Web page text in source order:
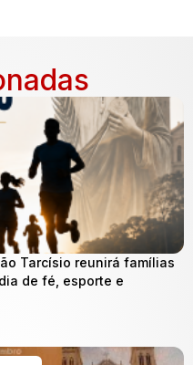
Tarcísio reunirá famílias
de fé, esporte e